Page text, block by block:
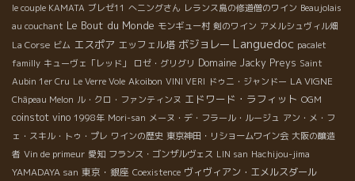
le couple KAMATA ブレゼ11 へニングさん レランス島の修道僧のワイン Beaujolais
au couchant Le Bout du Monde モンギュー村 剣のワイン アメルシュヴィル畑
La Corse ビム エスポア エッフェル塔 ボジョレー Languedoc pacalet
familly キューヴェ「レッド」 ロゼ・グリグリ Domaine Jacky Preys Saint
Aubin 1er Cru Le Verre Vole Akoibon VINI VERI ドゥニ・ジャンドー LA VIGNE
Châpeau Melon ル・クロ・ファンティンヌ エドワード・ラフィット OGM
coinstot vino 1998年 Mori-san メーヌ・デ・フラール・ルージュ アン・メ・フ
ェ・スキル・トゥ・プレ ワインの歴史 東京神田・リショームワイン会 大阪の醸造
者 Vin de primeur 愛知 フランス・ゴンザルヴェス LIN san Hachijou-jima
YAMADAYA san 東京・銀座 Coexistence ヴィヴィアン・エメルスダール